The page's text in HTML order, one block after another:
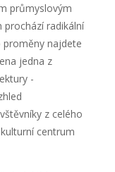
průmyslovým
prochází radikální
najdete
jedna z
-
z celého
centrum